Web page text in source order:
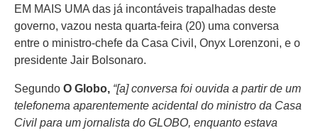
EM MAIS UMA das já incontáveis trapalhadas deste
governo, vazou nesta quarta-feira (20) uma conversa
entre o ministro-chefe da Casa Civil, Onyx Lorenzoni, e o
presidente Jair Bolsonaro.
Segundo O Globo, “[a] conversa foi ouvida a partir de um
telefonema aparentemente acidental do ministro da Casa
Civil para um jornalista do GLOBO, enquanto estava